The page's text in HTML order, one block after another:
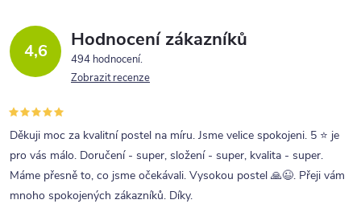
4,6 Hodnocení zákazníků
494 hodnocení
Zobrazit recenze
Děkuji moc za kvalitní postel na míru. Jsme velice spokojeni. 5 ⭐ je
pro vás málo. Doručení - super, složení - super, kvalita - super.
Máme přesně to, co jsme očekávali. Vysokou postel 🙏😉. Přeji vám
mnoho spokojených zákazníků. Díky.